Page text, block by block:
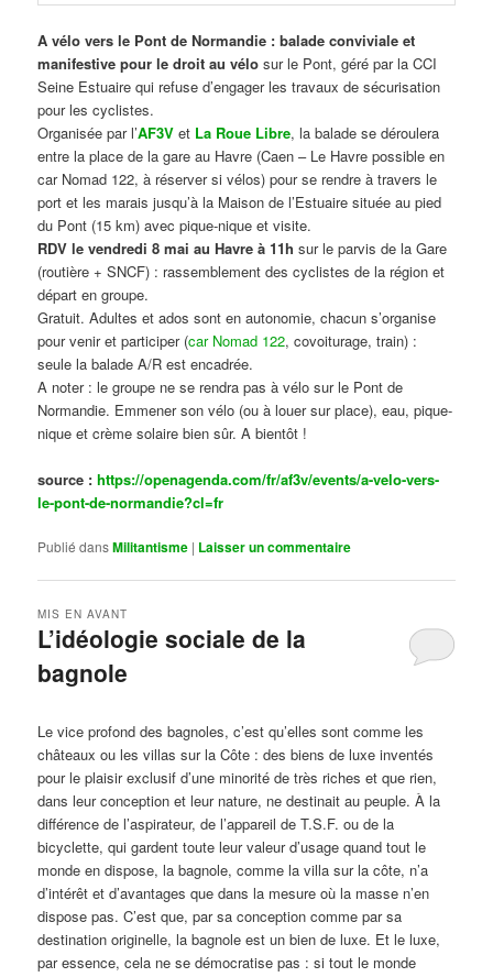
A vélo vers le Pont de Normandie : balade conviviale et
manifestive pour le droit au vélo sur le Pont, géré par la CCI
Seine Estuaire qui refuse d’engager les travaux de sécurisation
pour les cyclistes.
Organisée par l’AF3V et La Roue Libre, la balade se déroulera
entre la place de la gare au Havre (Caen – Le Havre possible en
car Nomad 122, à réserver si vélos) pour se rendre à travers le
port et les marais jusqu’à la Maison de l’Estuaire située au pied
du Pont (15 km) avec pique-nique et visite.
RDV le vendredi 8 mai au Havre à 11h sur le parvis de la Gare
(routière + SNCF) : rassemblement des cyclistes de la région et
départ en groupe.
Gratuit. Adultes et ados sont en autonomie, chacun s’organise
pour venir et participer (car Nomad 122, covoiturage, train) :
seule la balade A/R est encadrée.
A noter : le groupe ne se rendra pas à vélo sur le Pont de
Normandie. Emmener son vélo (ou à louer sur place), eau, pique-
nique et crème solaire bien sûr. A bientôt !
source :https://openagenda.com/fr/af3v/events/a-velo-vers-
le-pont-de-normandie?cl=fr
Publié dansMilitantisme | Laisser un commentaire
L’idéologie sociale de la
bagnole
MIS EN AVANT
Le vice profond des bagnoles, c’est qu’elles sont comme les
châteaux ou les villas sur la Côte : des biens de luxe inventés
pour le plaisir exclusif d’une minorité de très riches et que rien,
dans leur conception et leur nature, ne destinait au peuple. À la
différence de l’aspirateur, de l’appareil de T.S.F. ou de la
bicyclette, qui gardent toute leur valeur d’usage quand tout le
monde en dispose, la bagnole, comme la villa sur la côte, n’a
d’intérêt et d’avantages que dans la mesure où la masse n’en
dispose pas. C’est que, par sa conception comme par sa
destination originelle, la bagnole est un bien de luxe. Et le luxe,
par essence, cela ne se démocratise pas : si tout le monde